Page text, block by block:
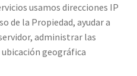
usamos direcciones IP
de la Propiedad, ayudar a
administrar las
geográfica